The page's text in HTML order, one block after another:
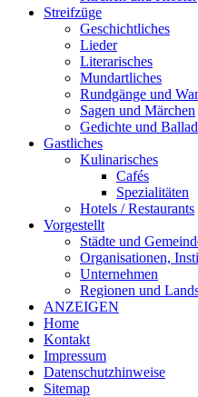
Streifzüge
Geschichtliches
Lieder
Literarisches
Mundartliches
Rundgänge und
Sagen und Märchen
Gedichte und
Gastliches
Kulinarisches
Cafés
Spezialitäten
Hotels / Restaurants
Vorgestellt
Städte und
Organisationen,
Unternehmen
Regionen und
ANZEIGEN
Home
Kontakt
Impressum
Datenschutzhinweise
Sitemap